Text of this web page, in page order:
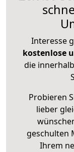
Interesse
kostenlose
die
Probieren
lieber
geschulten
Ihrem